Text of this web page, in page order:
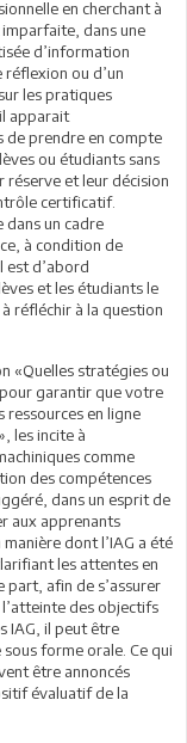
en cherchant à
dans une
d’information
ou d’un
les pratiques
apparait
de prendre en compte
ou étudiants sans
réserve et leur décision
certificatif.
un cadre
à condition de
est d’abord
et les étudiants le
réfléchir à la question
«Quelles stratégies ou
garantir que votre
ressources en ligne
les incite à
comme
des compétences
dans un esprit de
aux apprenants
dont l’IAG a été
les attentes en
part, afin de s’assurer
des objectifs
IAG, il peut être
forme orale. Ce qui
être annoncés
évaluatif de la